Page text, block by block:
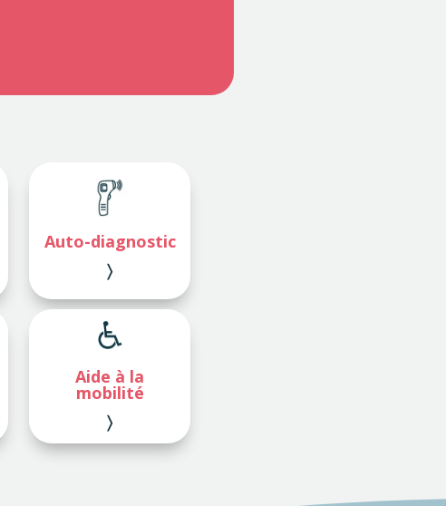
Auto-diagnostic
〉
Aide à la
mobilité
〉